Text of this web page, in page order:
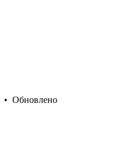
• Обновлено